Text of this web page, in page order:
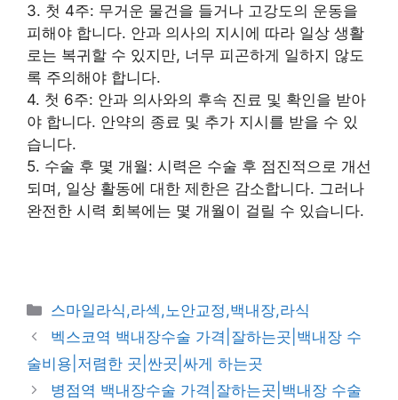
3. 첫 4주: 무거운 물건을 들거나 고강도의 운동을
피해야 합니다. 안과 의사의 지시에 따라 일상 생활
로는 복귀할 수 있지만, 너무 피곤하게 일하지 않도
록 주의해야 합니다.
4. 첫 6주: 안과 의사와의 후속 진료 및 확인을 받아
야 합니다. 안약의 종료 및 추가 지시를 받을 수 있
습니다.
5. 수술 후 몇 개월: 시력은 수술 후 점진적으로 개선
되며, 일상 활동에 대한 제한은 감소합니다. 그러나
완전한 시력 회복에는 몇 개월이 걸릴 수 있습니다.
카
테
리
스마일라식,라섹,노안교정,백내장,라식
벡스코역 백내장수술 가격|잘하는곳|백내장 수
술비용|저렴한 곳|싼곳|싸게 하는곳
병점역 백내장수술 가격|잘하는곳|백내장 수술